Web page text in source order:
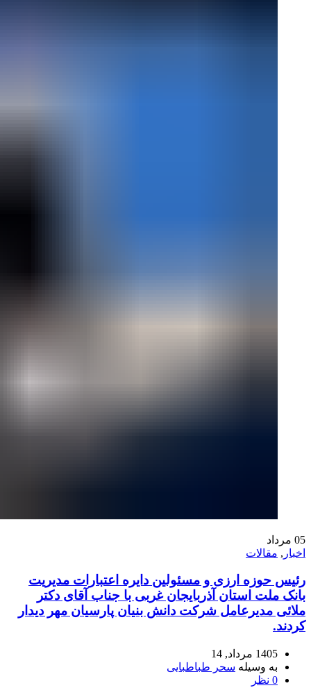
05 مرداد
اخبار , مقالات
رئیس حوزه ارزی و مسئولین دایره اعتبارات مدیریت
بانک ملت استان آذربایجان غربی با جناب آقای دکتر
ملائی مدیرعامل شرکت دانش بنیان پارسیان مهر دیدار
کردند.
1405 مرداد, 14
به وسیله سحر طباطبایی
0 نظر